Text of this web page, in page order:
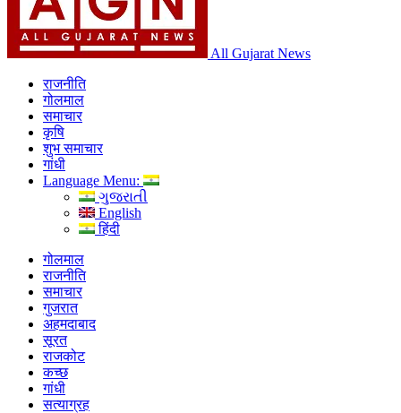
All Gujarat News
राजनीति
गोलमाल
समाचार
कृषि
शुभ समाचार
गांधी
Language Menu:
ગુજરાતી
English
हिंदी
गोलमाल
राजनीति
समाचार
गुजरात
अहमदाबाद
सूरत
राजकोट
कच्छ
गांधी
सत्याग्रह